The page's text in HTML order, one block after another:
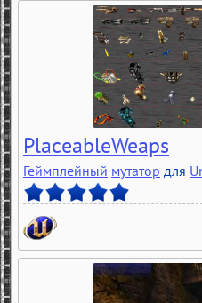
PlaceableWeaps
Геймплейный мутатор для